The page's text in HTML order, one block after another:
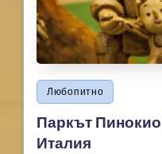
Posted
in
Любопитно
Паркът
Италия